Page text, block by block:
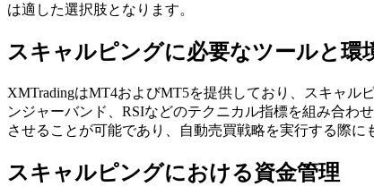
は適した選択肢となります。
スキャルピングに必要なツールと環
XMTradingはMT4およびMT5を提供しており、スキャ
ンジャーバンド、RSIなどのテクニカル指標を組み合わ
させることが可能であり、自動売買戦略を実行する際に
スキャルピングにおける資金管理